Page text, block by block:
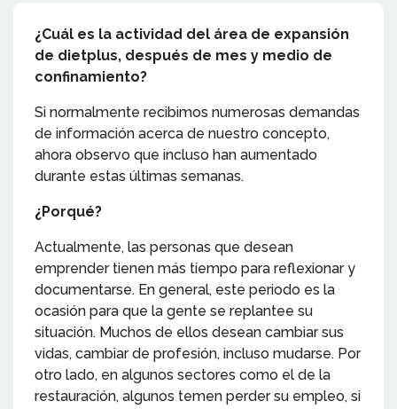
¿Cuál es la actividad del área de expansión
de dietplus, después de mes y medio de
confinamiento?
Si normalmente recibimos numerosas demandas
de información acerca de nuestro concepto,
ahora observo que incluso han aumentado
durante estas últimas semanas.
¿Porqué?
Actualmente, las personas que desean
emprender tienen más tiempo para reflexionar y
documentarse. En general, este periodo es la
ocasión para que la gente se replantee su
situación. Muchos de ellos desean cambiar sus
vidas, cambiar de profesión, incluso mudarse. Por
otro lado, en algunos sectores como el de la
restauración, algunos temen perder su empleo, si